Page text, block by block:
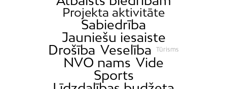
Projekta aktivitāte
Sabiedrība
Jauniešu iesaiste
Drošība Veselība Tūrisms
NVO nams Vide
Sports